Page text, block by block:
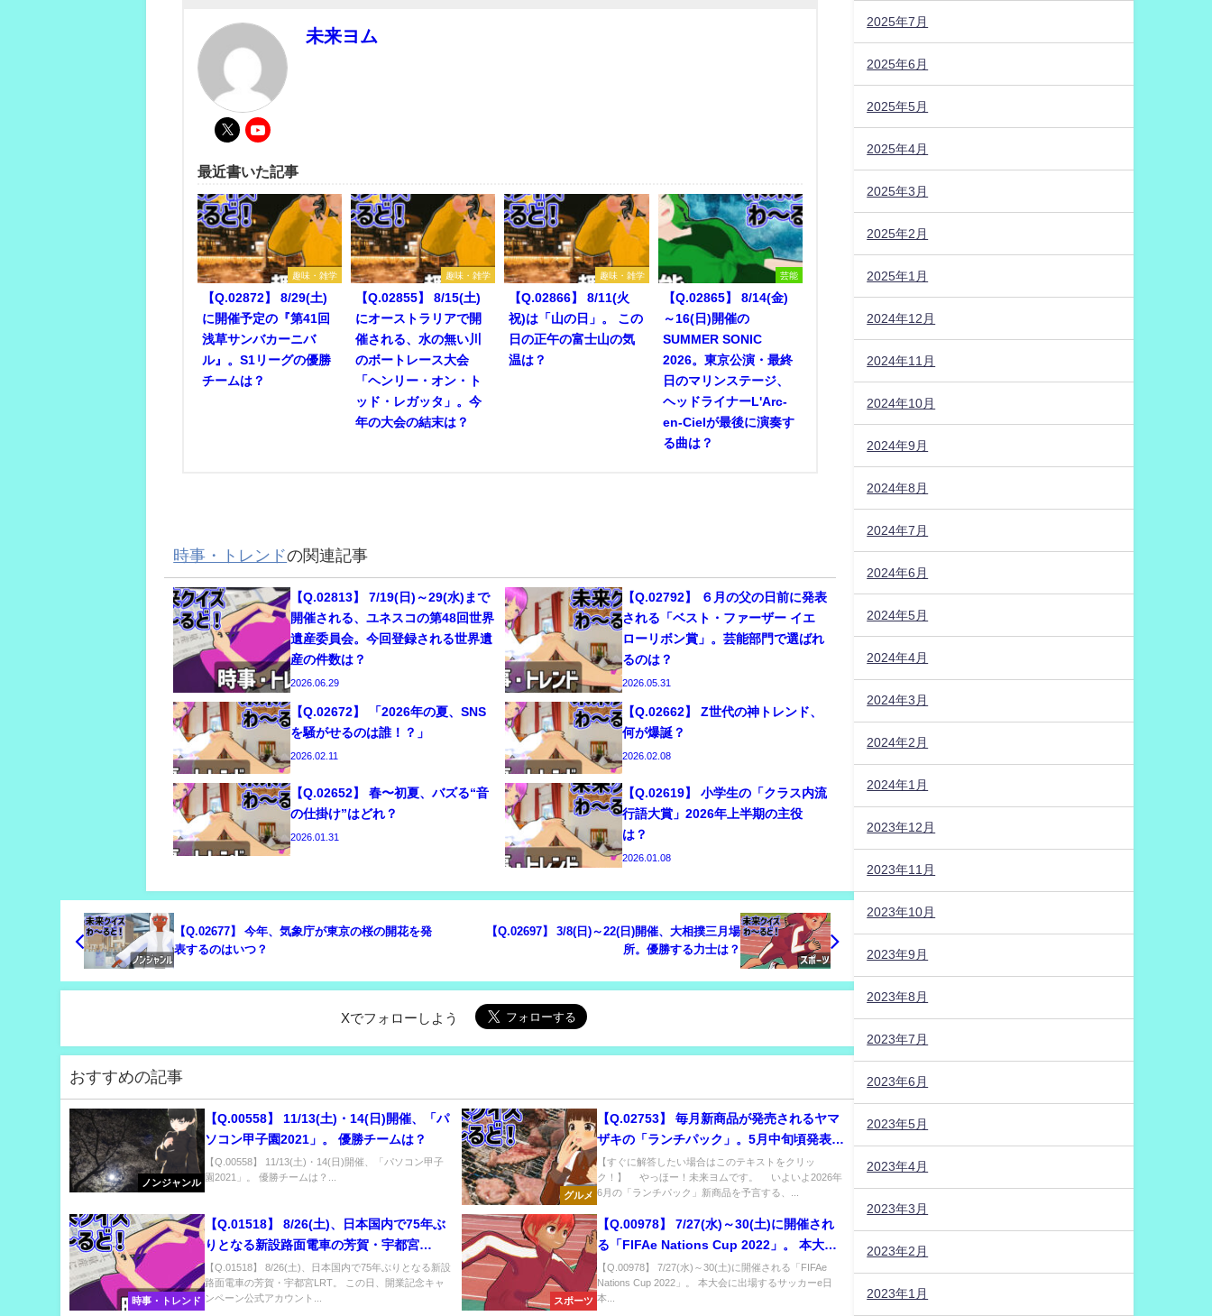
未来ヨム
最近書いた記事
趣味・雑学
【Q.02872】 8/29(土)
に開催予定の『第41回
浅草サンバカーニバ
ル』。S1リーグの優勝
チームは？
趣味・雑学
【Q.02855】 8/15(土)
にオーストラリアで開
催される、水の無い川
のボートレース大会
「ヘンリー・オン・ト
ッド・レガッタ」。今
年の大会の結末は？
趣味・雑学
【Q.02866】 8/11(火
祝)は「山の日」。 この
日の正午の富士山の気
温は？
芸能
【Q.02865】 8/14(金)
～16(日)開催の
SUMMER SONIC
2026。東京公演・最終
日のマリンステージ、
ヘッドライナーL'Arc-
en-Cielが最後に演奏す
る曲は？
時事・トレンドの関連記事
【Q.02813】 7/19(日)～29(水)まで
開催される、ユネスコの第48回世界
遺産委員会。今回登録される世界遺
産の件数は？
2026.06.29
【Q.02792】 ６月の父の日前に発表
される「ベスト・ファーザー イエ
ローリボン賞」。芸能部門で選ばれ
るのは？
2026.05.31
【Q.02672】 「2026年の夏、SNS
を騒がせるのは誰！？」
2026.02.11
【Q.02662】 Z世代の神トレンド、
何が爆誕？
2026.02.08
【Q.02652】 春〜初夏、バズる“音
の仕掛け”はどれ？
2026.01.31
【Q.02619】 小学生の「クラス内流
行語大賞」2026年上半期の主役
は？
2026.01.08
【Q.02677】 今年、気象庁が東京の桜の開花を発
表するのはいつ？
【Q.02697】 3/8(日)～22(日)開催、大相撲三月場
所。優勝する力士は？
Xでフォローしよう
おすすめの記事
ノンジャンル
【Q.00558】 11/13(土)・14(日)開催、「パ
ソコン甲子園2021」。 優勝チームは？
【Q.00558】 11/13(土)・14(日)開催、「パソコン甲子
園2021」。 優勝チームは？...
グルメ
【Q.02753】 毎月新商品が発売されるヤマ
ザキの「ランチパック」。5月中旬頃発表の
「来月発売の新商品」の商品名で、①～⑦
のうち名前に含まれる単語は？
【すぐに解答したい場合はこのテキストをクリッ
ク！】 やっほー！未来ヨムです。 いよいよ2026年
6月の「ランチパック」新商品を予言する、...
時事・トレンド
【Q.01518】 8/26(土)、日本国内で75年ぶ
りとなる新設路面電車の芳賀・宇都宮
LRT。 この日、開業記念キャンペーン公式
アカウントが選択肢のなかで最初にtweet
する内容は？
【Q.01518】 8/26(土)、日本国内で75年ぶりとなる新設
路面電車の芳賀・宇都宮LRT。 この日、開業記念キャ
ンペーン公式アカウント...
スポーツ
【Q.00978】 7/27(水)～30(土)に開催され
る「FIFAe Nations Cup 2022」。 本大会
に出場するサッカーe日本代表の結果は？
【Q.00978】 7/27(水)～30(土)に開催される「FIFAe
Nations Cup 2022」。 本大会に出場するサッカーe日
本...
2025年7月
2025年6月
2025年5月
2025年4月
2025年3月
2025年2月
2025年1月
2024年12月
2024年11月
2024年10月
2024年9月
2024年8月
2024年7月
2024年6月
2024年5月
2024年4月
2024年3月
2024年2月
2024年1月
2023年12月
2023年11月
2023年10月
2023年9月
2023年8月
2023年7月
2023年6月
2023年5月
2023年4月
2023年3月
2023年2月
2023年1月